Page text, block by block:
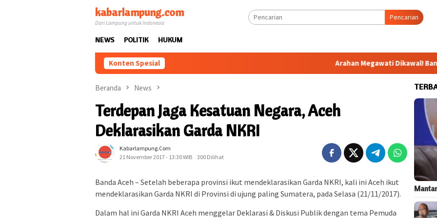
kabarlampung.com
Dari Lampung untuk Indonesia
Pencarian
NEWS POLITIK HUKUM
Konten Spesial Arahan Megawati Dikawal! Bang Jali
Beranda News
Terdepan Jaga Kesatuan Negara, Aceh
Deklarasikan Garda NKRI
Kabarlampung.com
21 November 2017 - 13:30 WIB
300 Dilihat
Banda Aceh – Setelah beberapa provinsi ikut mendeklarasikan Garda NKRI, kali ini Aceh ikut
mendeklarasikan Garda NKRI di Provinsi di ujung paling Sumatera, pada Selasa (21/11/2017).
Dalam hal ini Garda NKRI Aceh menggelar Deklarasi & Diskusi Publik dengan tema Pemuda